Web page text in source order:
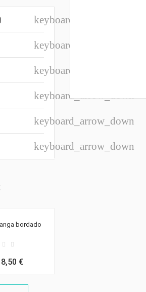
keyboard_arrow_down
keyboard_arrow_down
keyboard_arrow_down
keyboard_arrow_down
keyboard_arrow_down
keyboard_arrow_down
bordado
8,50 €